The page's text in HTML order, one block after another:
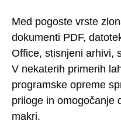
Med pogoste vrste
dokumenti PDF,
Office, stisnjeni arhivi,
V nekaterih primerih
programske opreme
priloge in omogočanje
makri.